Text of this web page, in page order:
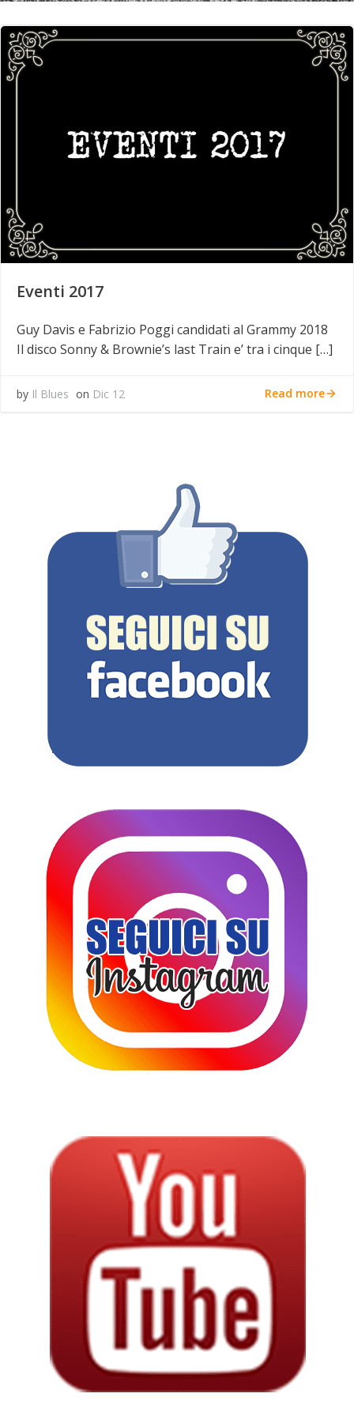
Eventi 2017
Guy Davis e Fabrizio Poggi candidati al Grammy 2018
Il disco Sonny & Brownie’s last Train e’ tra i cinque […]
by Il Blues on Dic 12 Read more